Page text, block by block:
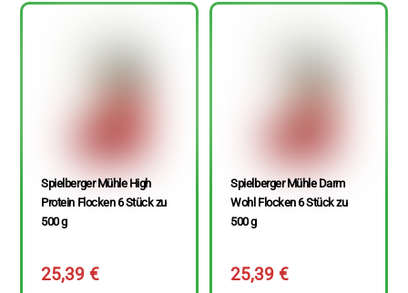
Spielberger Mühle High
Protein Flocken 6 Stück zu
500 g
25,39€
Spielberger Mühle Darm
Wohl Flocken 6 Stück zu
500 g
25,39€